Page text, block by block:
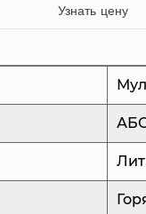
Узнать цену